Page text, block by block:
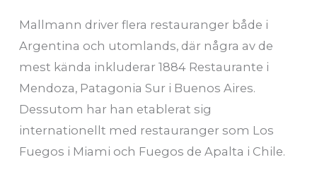
Mallmann driver flera restauranger både i
Argentina och utomlands, där några av de
mest kända inkluderar 1884 Restaurante i
Mendoza, Patagonia Sur i Buenos Aires.
Dessutom har han etablerat sig
internationellt med restauranger som Los
Fuegos i Miami och Fuegos de Apalta i Chile.